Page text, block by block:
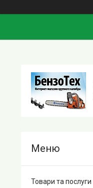
Товари та послуги